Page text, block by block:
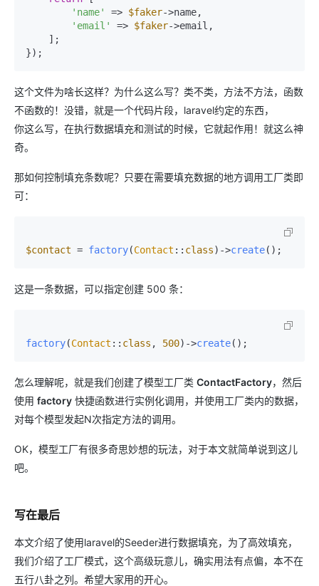
'name'
=> $faker->name,
'email'
=> $faker->email,
});
这个文件为啥长这样？为什么这么写？类不类，方法不方法，函数
不函数的！没错，就是一个代码片段，laravel约定的东西，
你这么写，在执行数据填充和测试的时候，它就起作用！就这么神
奇。
那如何控制填充条数呢？只要在需要填充数据的地方调用工厂类即
可：
$contact = factory(Contact :: class)->create();
这是一条数据，可以指定创建 500 条：
factory(Contact :: class , 500)->create();
怎么理解呢，就是我们创建了模型工厂类 ContactFactory，然后
使用 factory 快捷函数进行实例化调用，并使用工厂类内的数据，
对每个模型发起N次指定方法的调用。
OK，模型工厂有很多奇思妙想的玩法，对于本文就简单说到这儿
吧。
写在最后
本文介绍了使用laravel的Seeder进行数据填充，为了高效填充，
我们介绍了工厂模式，这个高级玩意儿，确实用法有点偏，本不在
五行八卦之列。希望大家用的开心。